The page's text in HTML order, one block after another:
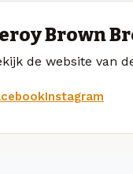
Brown
de website van
Instagram